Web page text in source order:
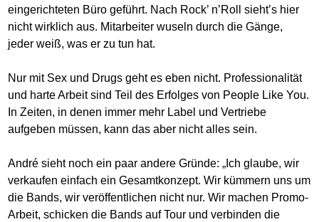
eingerichteten Büro geführt. Nach Rock’ n’Roll sieht’s hier
nicht wirklich aus. Mitarbeiter wuseln durch die Gänge,
jeder weiß, was er zu tun hat.
Nur mit Sex und Drugs geht es eben nicht. Professionalität
und harte Arbeit sind Teil des Erfolges von People Like You.
In Zeiten, in denen immer mehr Label und Vertriebe
aufgeben müssen, kann das aber nicht alles sein.
André sieht noch ein paar andere Gründe: „Ich glaube, wir
verkaufen einfach ein Gesamtkonzept. Wir kümmern uns um
die Bands, wir veröffentlichen nicht nur. Wir machen Promo-
Arbeit, schicken die Bands auf Tour und verbinden die